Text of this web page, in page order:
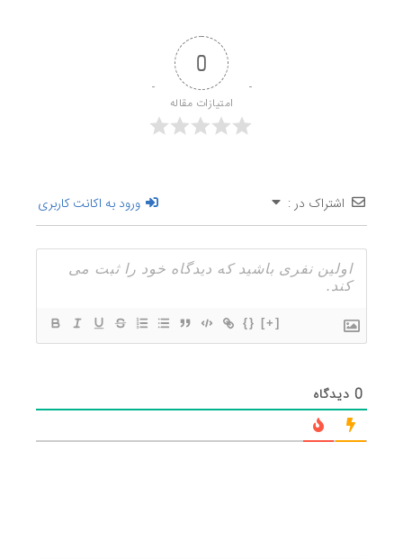
0
امتیازات مقاله
اشتراک در : ورود به اکانت کاربری
{} [+]
0 دیدگاه